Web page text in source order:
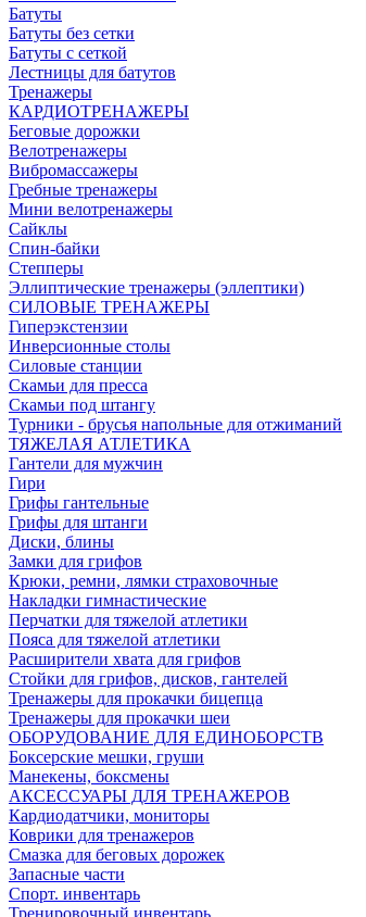
Батуты
Батуты без сетки
Батуты с сеткой
Лестницы для батутов
Тренажеры
КАРДИОТРЕНАЖЕРЫ
Беговые дорожки
Велотренажеры
Вибромассажеры
Гребные тренажеры
Мини велотренажеры
Сайклы
Спин-байки
Степперы
Эллиптические тренажеры (эллептики)
СИЛОВЫЕ ТРЕНАЖЕРЫ
Гиперэкстензии
Инверсионные столы
Силовые станции
Скамьи для пресса
Скамьи под штангу
Турники - брусья напольные для отжиманий
ТЯЖЕЛАЯ АТЛЕТИКА
Гантели для мужчин
Гири
Грифы гантельные
Грифы для штанги
Диски, блины
Замки для грифов
Крюки, ремни, лямки страховочные
Накладки гимнастические
Перчатки для тяжелой атлетики
Пояса для тяжелой атлетики
Расширители хвата для грифов
Стойки для грифов, дисков, гантелей
Тренажеры для прокачки бицепца
Тренажеры для прокачки шеи
ОБОРУДОВАНИЕ ДЛЯ ЕДИНОБОРСТВ
Боксерские мешки, груши
Манекены, боксмены
АКСЕССУАРЫ ДЛЯ ТРЕНАЖЕРОВ
Кардиодатчики, мониторы
Коврики для тренажеров
Смазка для беговых дорожек
Запасные части
Спорт. инвентарь
Тренировочный инвентарь